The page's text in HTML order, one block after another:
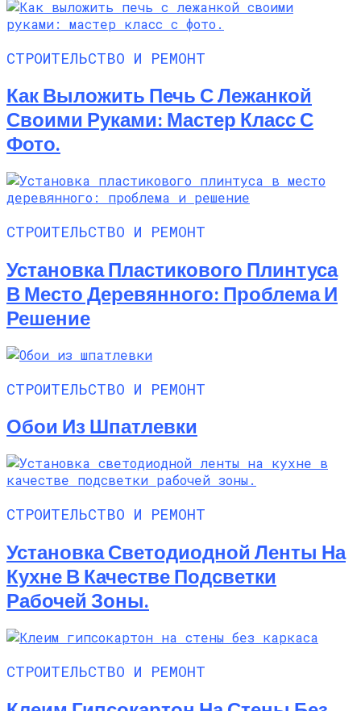
СТРОИТЕЛЬСТВО И РЕМОНТ
Как Выложить Печь С Лежанкой
Своими Руками: Мастер Класс С
Фото.
СТРОИТЕЛЬСТВО И РЕМОНТ
Установка Пластикового Плинтуса
В Место Деревянного: Проблема И
Решение
СТРОИТЕЛЬСТВО И РЕМОНТ
Обои Из Шпатлевки
СТРОИТЕЛЬСТВО И РЕМОНТ
Установка Светодиодной Ленты На
Кухне В Качестве Подсветки
Рабочей Зоны.
СТРОИТЕЛЬСТВО И РЕМОНТ